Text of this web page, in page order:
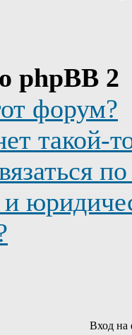
phpBB 2
форум?
такой-
и
Вход на